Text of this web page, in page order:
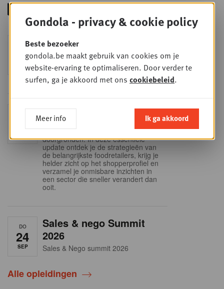
WOE
9
SEP
Foodservice - Joint
business planning
Intro to Negotiation: Succes aan de
onderhandelingstafel is geen toeval!
15
Into Retail - Sold out
Mis deze unieke kans niet om het
Belgische retaillandschap volledig te
doorgronden. In deze essentiële
update ontdek je de strategieën van
de belangrijkste foodretailers, krijg je
helder zicht op het shopperprofiel en
verzamel je onmisbare inzichten in
een sector die sneller verandert dan
ooit.
DO
24
SEP
Sales & nego Summit
2026
Sales & Nego summit 2026
Alle opleidingen
Gondola - privacy & cookie policy
Beste bezoeker
gondola.be maakt gebruik van cookies om je
website-ervaring te optimaliseren. Door verder te
surfen, ga je akkoord met ons cookiebeleid.
Meer info Ik ga akkoord